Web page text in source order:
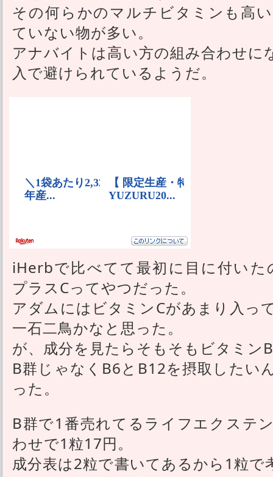
その何らかのマルチビタミンも高
ていない物が多い。
アナバイトは高い方の組み合わせに
入で避けられているようだ。
iHerbで比べてて最初に目に付い
プラスCってやつだった。
アダムにはビタミンCがあまり入っ
一石二鳥かなと思った。
が、成分を見たらそもそもビタミン
B群じゃなくB6とB12を摂取したい
った。
B群で1番売れてるライフエクステ
わせで1粒17円。
成分表は2粒で書いてあるから1粒